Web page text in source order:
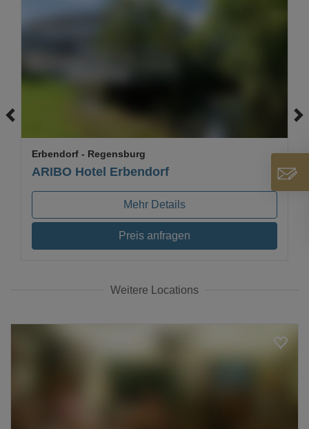
ARIBO Hotel Erbendorf
Erbendorf - Regensburg
Mehr Details
Preis anfragen
Weitere Locations